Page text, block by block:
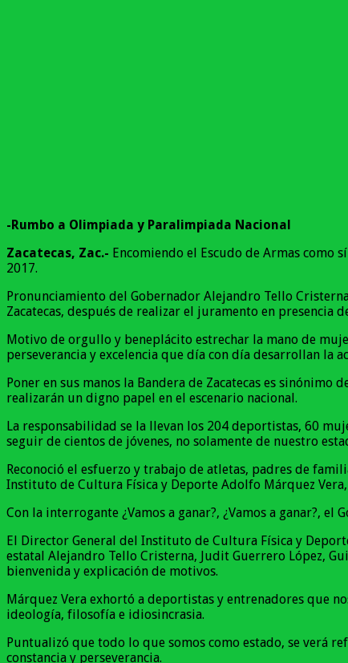
-Rumbo a Olimpiada y Paralimpiada Nacional
Zacatecas, Zac.- Encomiendo el Escudo de Armas como
2017.
Pronunciamiento del Gobernador Alejandro Tello
Zacatecas, después de realizar el juramento en
Motivo de orgullo y beneplácito estrechar la mano de
perseverancia y excelencia que día con día desarrollan la
Poner en sus manos la Bandera de Zacatecas es
realizarán un digno papel en el escenario nacional.
La responsabilidad se la llevan los 204 deportistas, 60
seguir de cientos de jóvenes, no solamente de nuestro
Reconoció el esfuerzo y trabajo de atletas, padres de
Instituto de Cultura Física y Deporte Adolfo Márquez
Con la interrogante ¿Vamos a ganar?, ¿Vamos a ganar?,
El Director General del Instituto de Cultura Física y
estatal Alejandro Tello Cristerna, Judit Guerrero López,
bienvenida y explicación de motivos.
Márquez Vera exhortó a deportistas y entrenadores que
ideología, filosofía e idiosincrasia.
Puntualizó que todo lo que somos como estado, se verá
constancia y perseverancia.